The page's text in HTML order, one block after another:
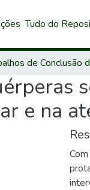
Tudo do
e na